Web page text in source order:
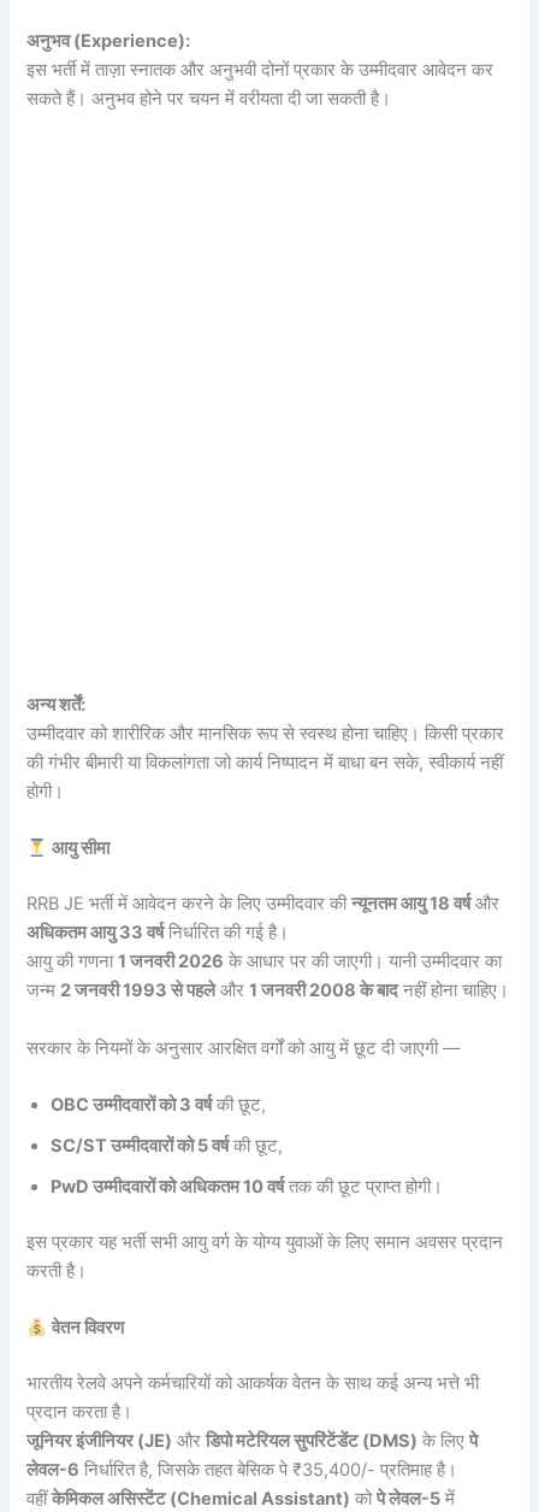
अनुभव (Experience):
इस भर्ती में ताज़ा स्नातक और अनुभवी दोनों प्रकार के उम्मीदवार आवेदन कर
सकते हैं। अनुभव होने पर चयन में वरीयता दी जा सकती है।
अन्य शर्तें:
उम्मीदवार को शारीरिक और मानसिक रूप से स्वस्थ होना चाहिए। किसी प्रकार
की गंभीर बीमारी या विकलांगता जो कार्य निष्पादन में बाधा बन सके, स्वीकार्य नहीं
होगी।
आयु सीमा
RRB JE भर्ती में आवेदन करने के लिए उम्मीदवार कीन्यूनतम आयु 18 वर्षऔर
अधिकतम आयु 33 वर्षनिर्धारित की गई है।
आयु की गणना1 जनवरी 2026 के आधार पर की जाएगी। यानी उम्मीदवार का
जन्म 2 जनवरी 1993 से पहलेऔर1 जनवरी 2008 के बादनहीं होना चाहिए।
सरकार के नियमों के अनुसार आरक्षित वर्गों को आयु में छूट दी जाएगी —
OBC उम्मीदवारों को 3 वर्षकी छूट,
SC/ST उम्मीदवारों को 5 वर्षकी छूट,
PwD उम्मीदवारों को अधिकतम 10 वर्षतक की छूट प्राप्त होगी।
इस प्रकार यह भर्ती सभी आयु वर्ग के योग्य युवाओं के लिए समान अवसर प्रदान
करती है।
वेतन विवरण
भारतीय रेलवे अपने कर्मचारियों को आकर्षक वेतन के साथ कई अन्य भत्ते भी
प्रदान करता है।
जूनियर इंजीनियर (JE) औरडिपो मटेरियल सुपरिंटेंडेंट (DMS) के लिएपे
लेवल-6 निर्धारित है, जिसके तहत बेसिक पे ₹35,400/- प्रतिमाह है।
वहींकेमिकल असिस्टेंट (Chemical Assistant) कोपे लेवल-5 में